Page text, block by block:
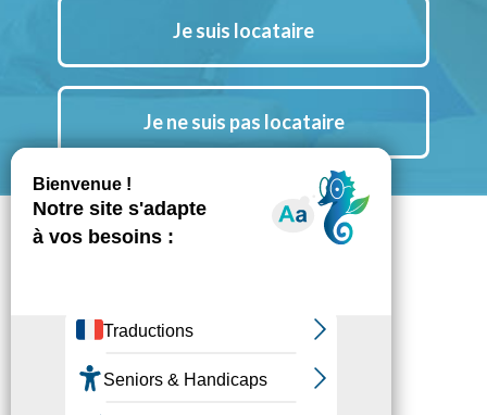
Je suis locataire
Je ne suis pas locataire
Notre actu LinkedIn
Mentions légales